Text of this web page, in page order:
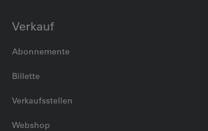
Verkauf
Abonnemente
Billette
Verkaufsstellen
Webshop